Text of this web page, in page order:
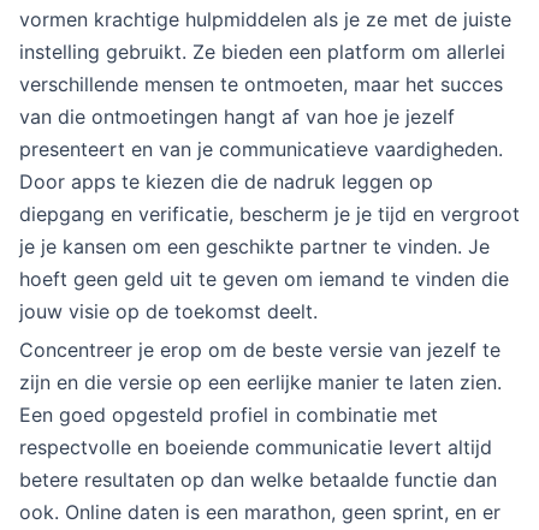
vormen krachtige hulpmiddelen als je ze met de juiste
instelling gebruikt. Ze bieden een platform om allerlei
verschillende mensen te ontmoeten, maar het succes
van die ontmoetingen hangt af van hoe je jezelf
presenteert en van je communicatieve vaardigheden.
Door apps te kiezen die de nadruk leggen op
diepgang en verificatie, bescherm je je tijd en vergroot
je je kansen om een geschikte partner te vinden. Je
hoeft geen geld uit te geven om iemand te vinden die
jouw visie op de toekomst deelt.
Concentreer je erop om de beste versie van jezelf te
zijn en die versie op een eerlijke manier te laten zien.
Een goed opgesteld profiel in combinatie met
respectvolle en boeiende communicatie levert altijd
betere resultaten op dan welke betaalde functie dan
ook. Online daten is een marathon, geen sprint, en er